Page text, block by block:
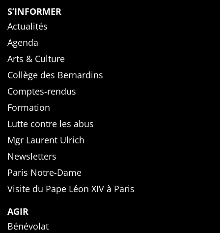
S’INFORMER
Actualités
Agenda
Arts & Culture
Collège des Bernardins
Comptes-rendus
Formation
Lutte contre les abus
Mgr Laurent Ulrich
Newsletters
Paris Notre-Dame
Visite du Pape Léon XIV à Paris
AGIR
Bénévolat